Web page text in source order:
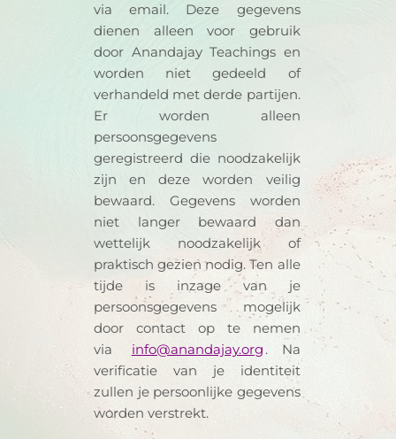
via email. Deze gegevens
dienen alleen voor gebruik
door Anandajay Teachings en
worden niet gedeeld of
verhandeld met derde partijen.
Er worden alleen
persoonsgegevens
geregistreerd die noodzakelijk
zijn en deze worden veilig
bewaard. Gegevens worden
niet langer bewaard dan
wettelijk noodzakelijk of
praktisch gezien nodig. Ten alle
tijde is inzage van je
persoonsgegevens mogelijk
door contact op te nemen
via
info@anandajay.org . Na
verificatie van je identiteit
zullen je persoonlijke gegevens
worden verstrekt.